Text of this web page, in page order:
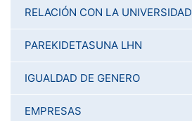
RELACIÓN CON LA UNIVERSIDAD
PAREKIDETASUNA LHN
IGUALDAD DE GENERO
EMPRESAS